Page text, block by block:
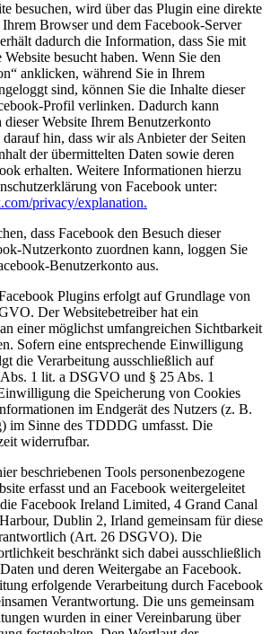
besuchen, wird über das Plugin eine direkte
Browser und dem Facebook-Server
dadurch die Information, dass Sie mit
besucht haben. Wenn Sie den
anklicken, während Sie in Ihrem
sind, können Sie die Inhalte dieser
Profil verlinken. Dadurch kann
dieser Website Ihrem Benutzerkonto
hin, dass wir als Anbieter der Seiten
der übermittelten Daten sowie deren
erhalten. Weitere Informationen hierzu
von Facebook unter:
privacy/explanation.
dass Facebook den Besuch dieser
Nutzerkonto zuordnen kann, loggen Sie
Benutzerkonto aus.
Plugins erfolgt auf Grundlage von
Der Websitebetreiber hat ein
einer möglichst umfangreichen Sichtbarkeit
Sofern eine entsprechende Einwilligung
die Verarbeitung ausschließlich auf
1 lit. a DSGVO und § 25 Abs. 1
die Speicherung von Cookies
im Endgerät des Nutzers (z. B.
im Sinne des TDDDG umfasst. Die
widerrufbar.
beschriebenen Tools personenbezogene
erfasst und an Facebook weitergeleitet
Facebook Ireland Limited, 4 Grand Canal
Dublin 2, Irland gemeinsam für diese
(Art. 26 DSGVO). Die
beschränkt sich dabei ausschließlich
und deren Weitergabe an Facebook.
erfolgende Verarbeitung durch Facebook
Verantwortung. Die uns gemeinsam
wurden in einer Vereinbarung über